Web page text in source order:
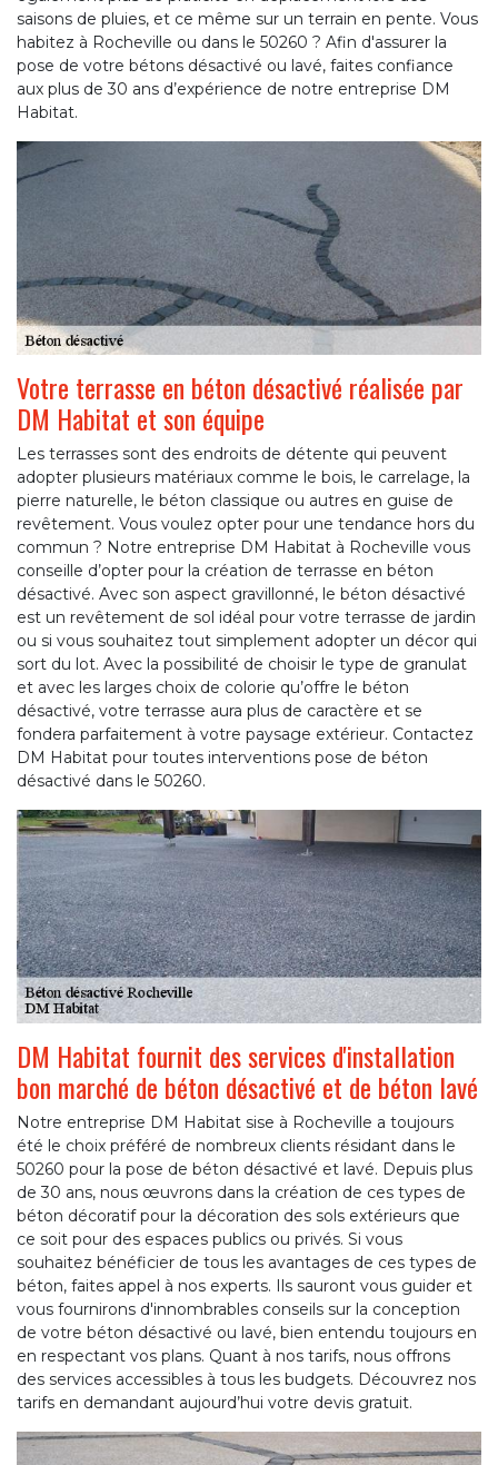
saisons de pluies, et ce même sur un terrain en pente. Vous
habitez à Rocheville ou dans le 50260 ? Afin d'assurer la
pose de votre bétons désactivé ou lavé, faites confiance
aux plus de 30 ans d’expérience de notre entreprise DM
Habitat.
Votre terrasse en béton désactivé réalisée par
DM Habitat et son équipe
Les terrasses sont des endroits de détente qui peuvent
adopter plusieurs matériaux comme le bois, le carrelage, la
pierre naturelle, le béton classique ou autres en guise de
revêtement. Vous voulez opter pour une tendance hors du
commun ? Notre entreprise DM Habitat à Rocheville vous
conseille d’opter pour la création de terrasse en béton
désactivé. Avec son aspect gravillonné, le béton désactivé
est un revêtement de sol idéal pour votre terrasse de jardin
ou si vous souhaitez tout simplement adopter un décor qui
sort du lot. Avec la possibilité de choisir le type de granulat
et avec les larges choix de colorie qu’offre le béton
désactivé, votre terrasse aura plus de caractère et se
fondera parfaitement à votre paysage extérieur. Contactez
DM Habitat pour toutes interventions pose de béton
désactivé dans le 50260.
DM Habitat fournit des services d'installation
bon marché de béton désactivé et de béton lavé
Notre entreprise DM Habitat sise à Rocheville a toujours
été le choix préféré de nombreux clients résidant dans le
50260 pour la pose de béton désactivé et lavé. Depuis plus
de 30 ans, nous œuvrons dans la création de ces types de
béton décoratif pour la décoration des sols extérieurs que
ce soit pour des espaces publics ou privés. Si vous
souhaitez bénéficier de tous les avantages de ces types de
béton, faites appel à nos experts. Ils sauront vous guider et
vous fournirons d'innombrables conseils sur la conception
de votre béton désactivé ou lavé, bien entendu toujours en
en respectant vos plans. Quant à nos tarifs, nous offrons
des services accessibles à tous les budgets. Découvrez nos
tarifs en demandant aujourd’hui votre devis gratuit.